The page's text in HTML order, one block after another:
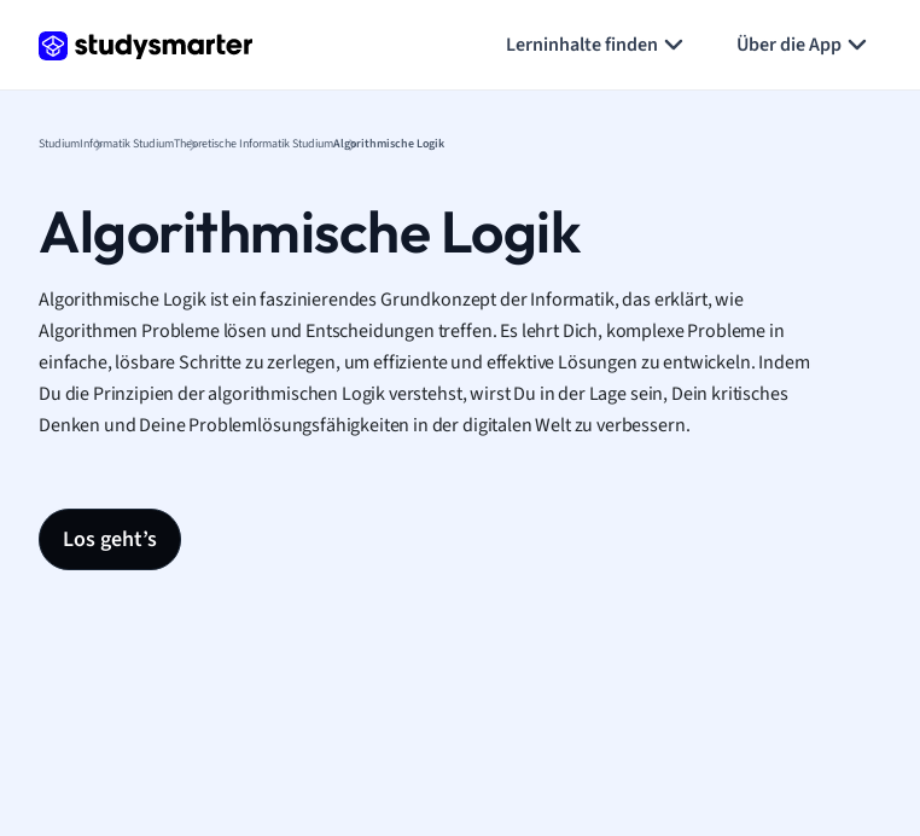
Lerninhalte finden Über die App
StudiumInformatik StudiumTheoretische Informatik StudiumAlgorithmische Logik
Algorithmische Logik
Algorithmische Logik ist ein faszinierendes Grundkonzept der Informatik, das erklärt, wie
Algorithmen Probleme lösen und Entscheidungen treffen. Es lehrt Dich, komplexe Probleme in
einfache, lösbare Schritte zu zerlegen, um effiziente und effektive Lösungen zu entwickeln. Indem
Du die Prinzipien der algorithmischen Logik verstehst, wirst Du in der Lage sein, Dein kritisches
Denken und Deine Problemlösungsfähigkeiten in der digitalen Welt zu verbessern.
Los geht’s